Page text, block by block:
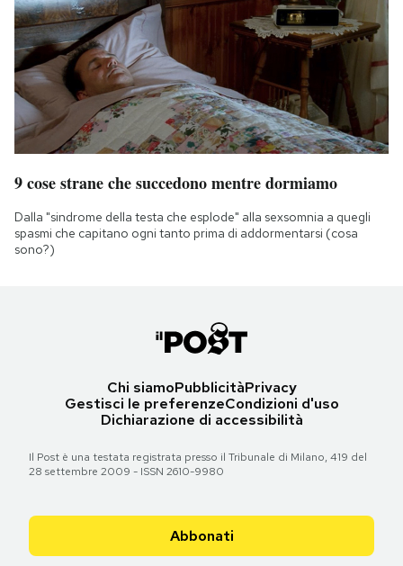
9 cose strane che succedono mentre dormiamo
Dalla "sindrome della testa che esplode" alla sexsomnia a quegli
spasmi che capitano ogni tanto prima di addormentarsi (cosa
sono?)
Chi siamoPubblicitàPrivacy
Gestisci le preferenzeCondizioni d'uso
Dichiarazione di accessibilità
Il Post è una testata registrata presso il Tribunale di Milano, 419 del
28 settembre 2009 - ISSN 2610-9980
Abbonati